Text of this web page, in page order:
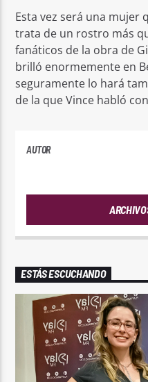
Esta vez será una mujer
trata de un rostro más
fanáticos de la obra de
brilló enormemente en
seguramente lo hará
de la que Vince habló
AUTOR
ESTÁS ESCUCHANDO